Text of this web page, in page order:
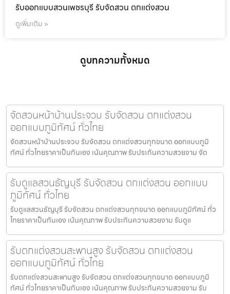
รับออกแบบสวนเพชรบุรี รับจัดสวน ตกแต่งสวน
ดูเพิ่มเติม »
ดูบทความทั้งหมด
จัดสวนหน้าบ้านประจวบ รับจัดสวน ตกแต่งสวน
ออกแบบภูมิทัศน์ ทั่วไทย
จัดสวนหน้าบ้านประจวบ รับจัดสวน ตกแต่งสวนทุกขนาด ออกแบบภูมิ
ทัศน์ ทั่วไทยราคาเป็นกันเอง เน้นคุณภาพ รับประกันความสวยงาม จัด
รับดูแลสวนธัญบุรี รับจัดสวน ตกแต่งสวน ออกแบบ
ภูมิทัศน์ ทั่วไทย
รับดูแลสวนธัญบุรี รับจัดสวน ตกแต่งสวนทุกขนาด ออกแบบภูมิทัศน์ ทั่ว
ไทยราคาเป็นกันเอง เน้นคุณภาพ รับประกันความสวยงาม รับดูแ
รับตกแต่งสวนสะพานสูง รับจัดสวน ตกแต่งสวน
ออกแบบภูมิทัศน์ ทั่วไทย
รับตกแต่งสวนสะพานสูง รับจัดสวน ตกแต่งสวนทุกขนาด ออกแบบภูมิ
ทัศน์ ทั่วไทยราคาเป็นกันเอง เน้นคุณภาพ รับประกันความสวยงาม รับ